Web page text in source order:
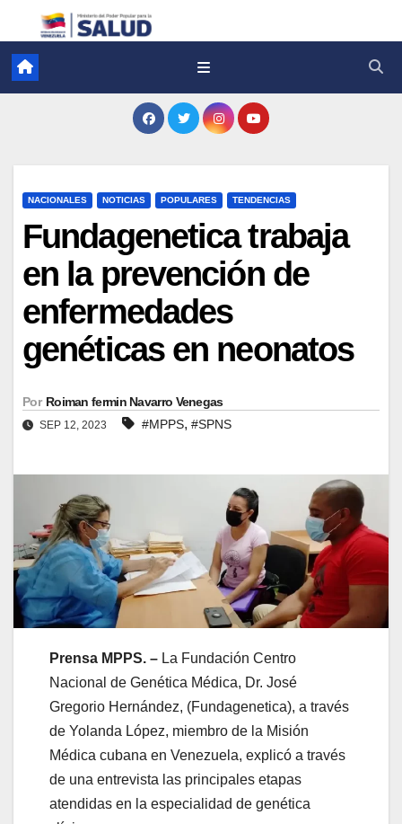
NACIONALES NOTICIAS POPULARES TENDENCIAS
Fundagenetica trabaja
en la prevención de
enfermedades
genéticas en neonatos
Por Roiman fermin Navarro Venegas
SEP 12, 2023 #MPPS, #SPNS
Prensa MPPS. – La Fundación Centro
Nacional de Genética Médica, Dr. José
Gregorio Hernández, (Fundagenetica), a través
de Yolanda López, miembro de la Misión
Médica cubana en Venezuela, explicó a través
de una entrevista las principales etapas
atendidas en la especialidad de genética